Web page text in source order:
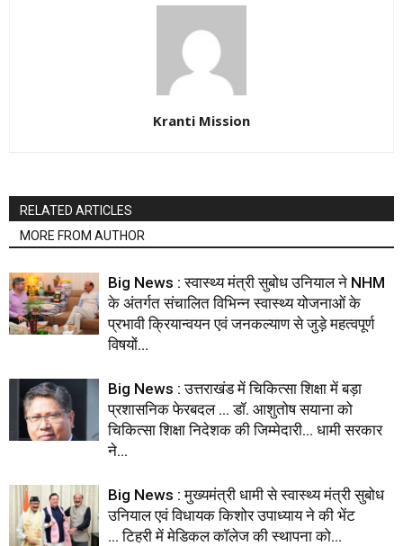
Kranti Mission
RELATED ARTICLES
MORE FROM AUTHOR
Big News : स्वास्थ्य मंत्री सुबोध उनियाल ने NHM
के अंतर्गत संचालित विभिन्न स्वास्थ्य योजनाओं के
प्रभावी क्रियान्वयन एवं जनकल्याण से जुड़े महत्वपूर्ण
विषयों...
Big News : उत्तराखंड में चिकित्सा शिक्षा में बड़ा
प्रशासनिक फेरबदल … डॉ. आशुतोष सयाना को
चिकित्सा शिक्षा निदेशक की जिम्मेदारी… धामी सरकार
ने...
Big News : मुख्यमंत्री धामी से स्वास्थ्य मंत्री सुबोध
उनियाल एवं विधायक किशोर उपाध्याय ने की भेंट
… टिहरी में मेडिकल कॉलेज की स्थापना को...